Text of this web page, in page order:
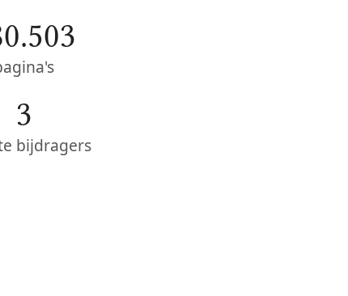
3
bijdragers